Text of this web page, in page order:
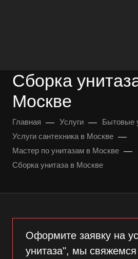
Сборка
Москве
Главная — Услуги — Бытовые
Услуги сантехника в Москве —
Мастер по унитазам в Москве —
Сборка унитаза в Москве
Оформите заявку на
унитаза", мы